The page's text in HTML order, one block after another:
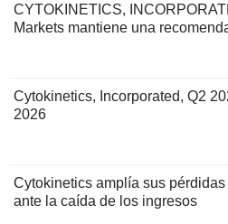
CYTOKINETICS,
Markets mantiene una
Cytokinetics, Incorporated, Q2
2026
Cytokinetics amplía sus
ante la caída de los ingresos